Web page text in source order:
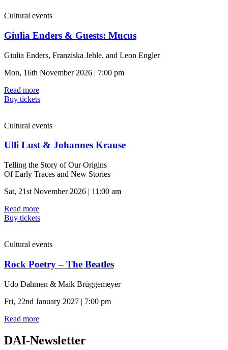
Cultural events
Giulia Enders & Guests: Mucus
Giulia Enders, Franziska Jehle, and Leon Engler
Mon, 16th November 2026 | 7:00 pm
Read more
Buy tickets
Cultural events
Ulli Lust & Johannes Krause
Telling the Story of Our Origins
Of Early Traces and New Stories
Sat, 21st November 2026 | 11:00 am
Read more
Buy tickets
Cultural events
Rock Poetry – The Beatles
Udo Dahmen & Maik Brüggemeyer
Fri, 22nd January 2027 | 7:00 pm
Read more
DAI-Newsletter